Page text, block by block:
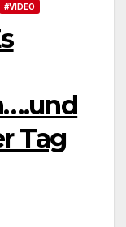
#VIDEO
Tag